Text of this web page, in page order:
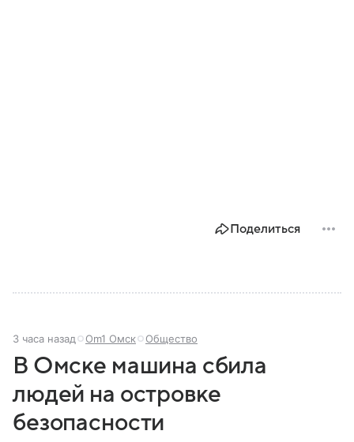
Поделиться
3 часа назад Om1 Омск Общество
В Омске машина сбила
людей на островке
безопасности